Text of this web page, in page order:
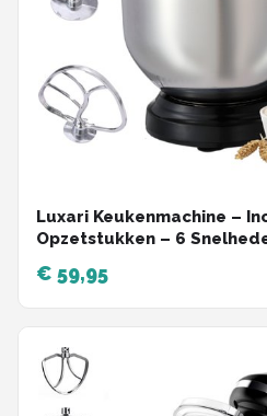
Luxari Keukenmachine –
Opzetstukken – 6
1500W - Keukenrobot -
Keukenmixer - Zwart
€ 59,95